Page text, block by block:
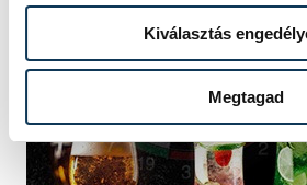
Kiválasztás
Megtagad